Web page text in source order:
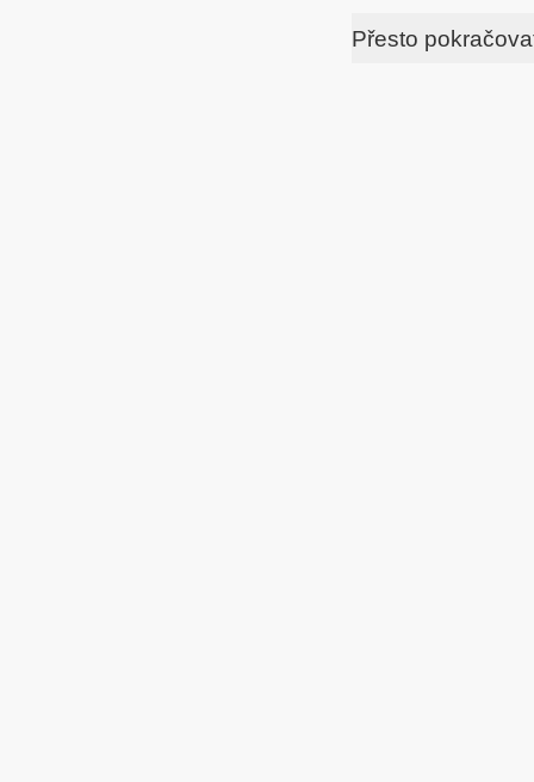
Přesto